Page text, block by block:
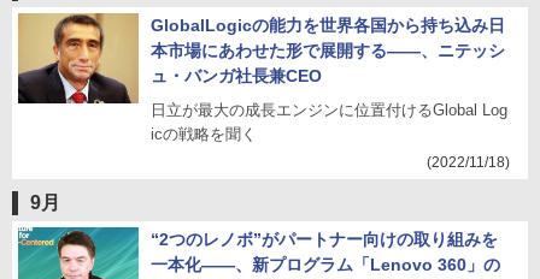
2011年 2010年
GlobalLogicの能力を世界各国から持ち込み日
本市場にあわせた形で展開する――、ニテッシ
ュ・バンガ社長兼CEO
日立が最大の成長エンジンに位置付けるGlobal Log
icの戦略を聞く
(2022/11/18)
9月
“2つのレノボ”がパートナー向けの取り組みを
一本化――、新プログラム「Lenovo 360」の